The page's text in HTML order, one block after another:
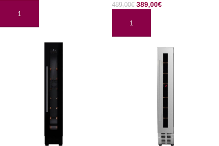
AÑADIR AL CARRITO
489,00€ 389,00€
AÑADIR AL CARRITO